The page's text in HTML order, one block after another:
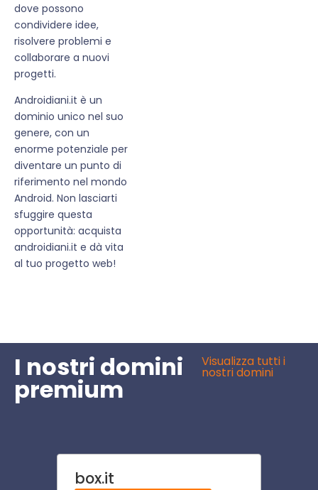
dove possono
condividere idee,
risolvere problemi e
collaborare a nuovi
progetti.
Androidiani.it è un
dominio unico nel suo
genere, con un
enorme potenziale per
diventare un punto di
riferimento nel mondo
Android. Non lasciarti
sfuggire questa
opportunità: acquista
androidiani.it e dà vita
al tuo progetto web!
I nostri domini
premium
Visualizza tutti i
nostri domini
box.it